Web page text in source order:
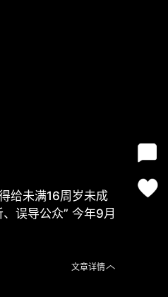
给未满16周岁未成
误导公众” 今年9月
文章详情